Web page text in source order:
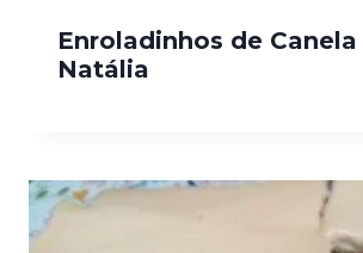
Enroladinhos de
Natália